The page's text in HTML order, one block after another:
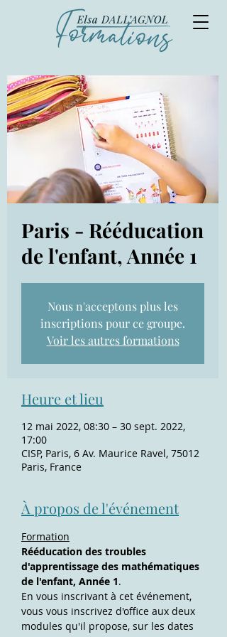
Paris - Rééducation
de l'enfant, Année 1
Nous n'acceptons plus les
inscriptions pour ce groupe.
Voir les autres formations
Heure et lieu
12 mai 2022, 08:30 – 30 sept. 2022,
17:00
CISP, Paris, 6 Av. Maurice Ravel, 75012
Paris, France
À propos de l'événement
Formation
Rééducation des troubles
d'apprentissage des mathématiques
de l'enfant, Année 1.
En vous inscrivant à cet événement,
vous vous inscrivez d'office aux deux
modules qu'il propose, sur les dates